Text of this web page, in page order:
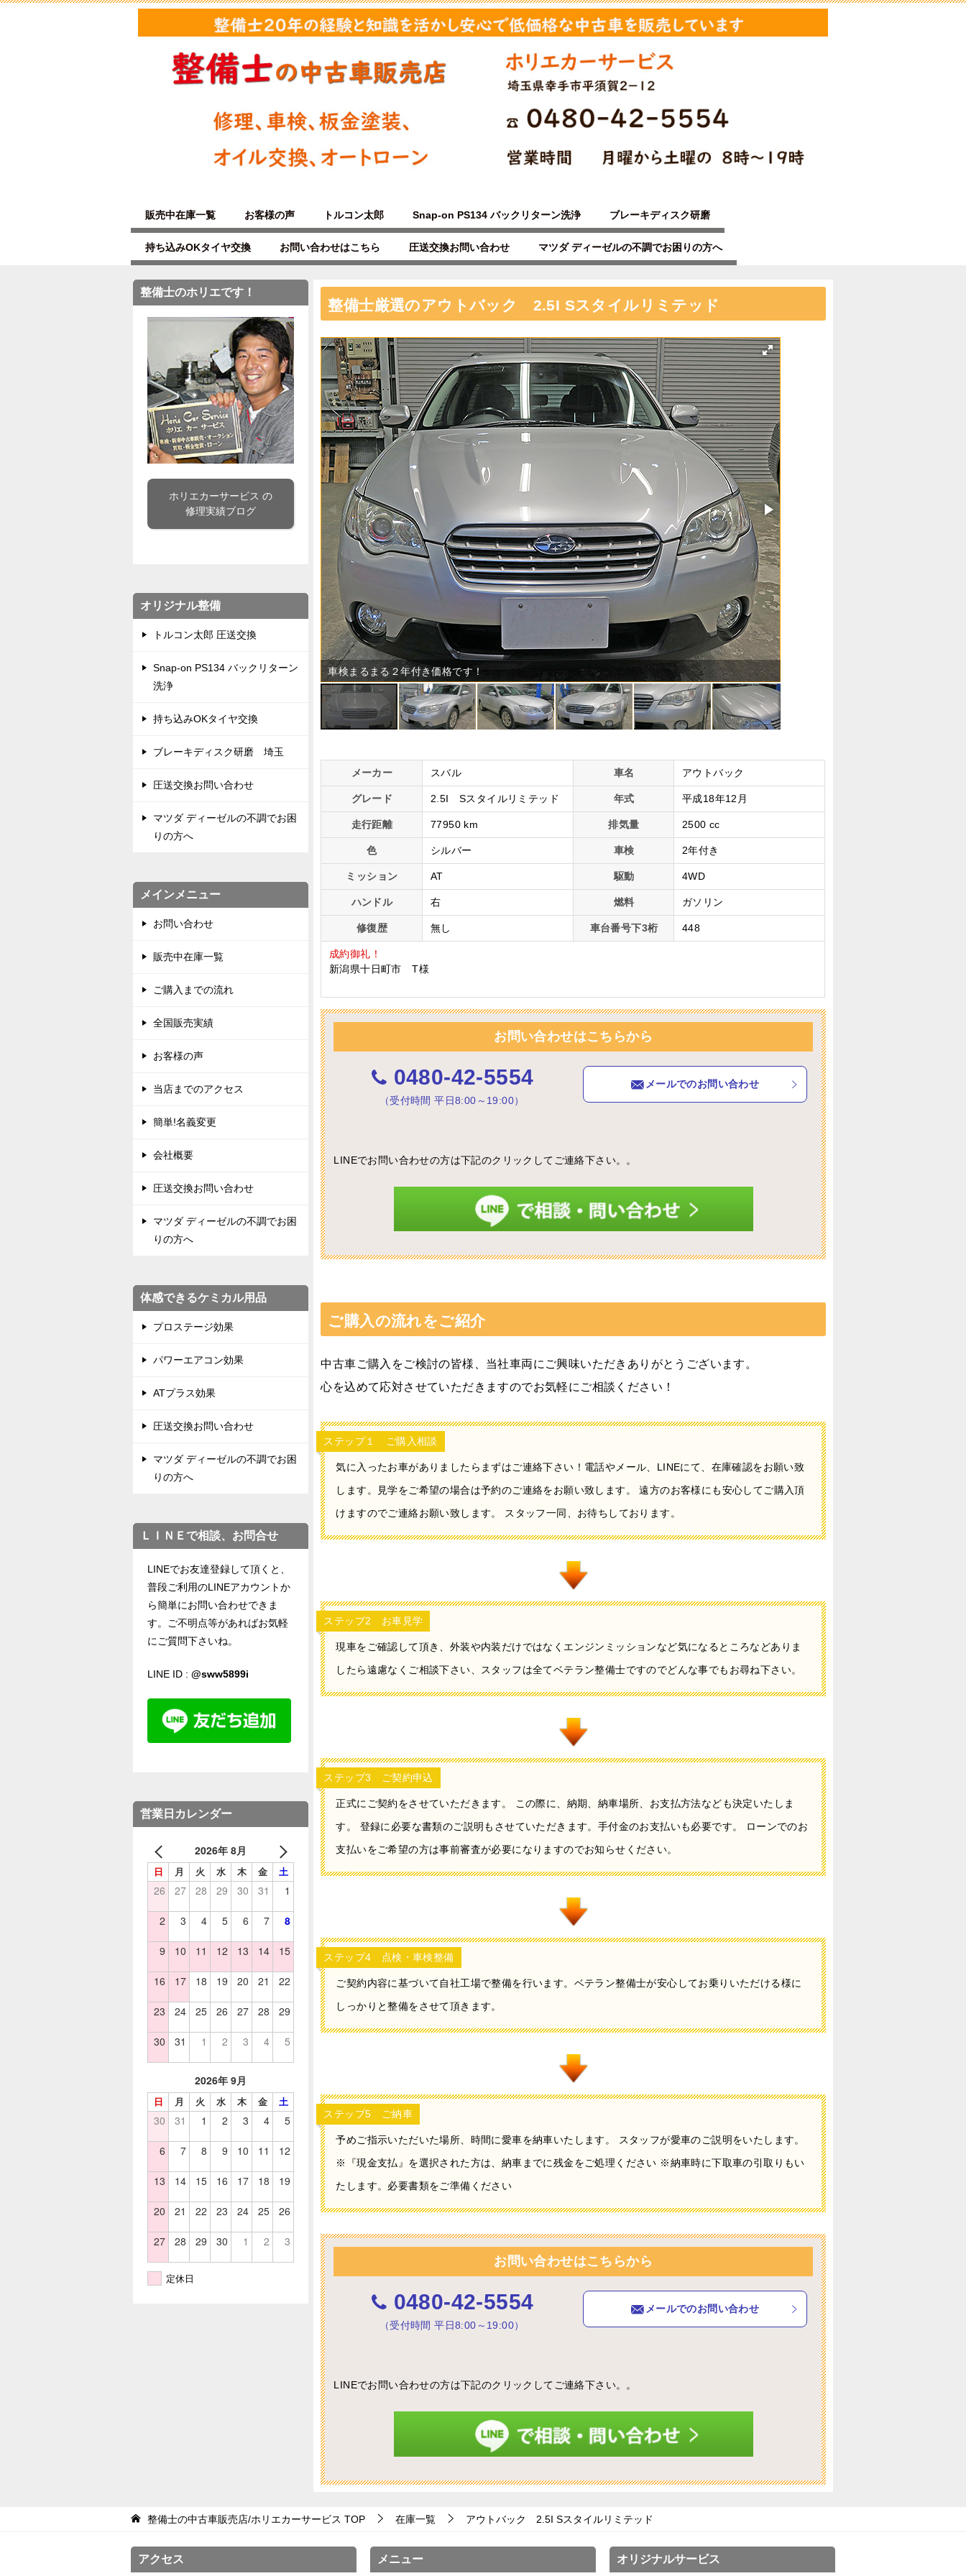
販売中在庫一覧 お客様の声 トルコン太郎 Snap-on PS134 バックリターン洗浄 ブレーキディスク研磨
持ち込みOKタイヤ交換 お問い合わせはこちら 圧送交換お問い合わせ マツダ ディーゼルの不調でお困りの方へ
整備士厳選のアウトバック 2.5I Sスタイルリミテッド
車検まるまる２年付き価格です！
メーカー スバル 車名 アウトバック
グレード 2.5I Sスタイルリミテッド 年式 平成18年12月
走行距離 77950 km 排気量 2500 cc
色 シルバー 車検 2年付き
ミッション AT 駆動 4WD
ハンドル 右 燃料 ガソリン
修復歴 無し 車台番号下3桁 448
成約御礼！
新潟県十日町市 T様
お問い合わせはこちらから
0480-42-5554
（受付時間 平日8:00～19:00）
メールでのお問い合わせ
LINEでお問い合わせの方は下記のクリックしてご連絡下さい。。
ご購入の流れをご紹介
中古車ご購入をご検討の皆様、当社車両にご興味いただきありがとうございます。
心を込めて応対させていただきますのでお気軽にご相談ください！
ステップ１ ご購入相談
気に入ったお車がありましたらまずはご連絡下さい！電話やメール、LINEにて、在庫確認をお願い致
します。見学をご希望の場合は予約のご連絡をお願い致します。 遠方のお客様にも安心してご購入頂
けますのでご連絡お願い致します。 スタッフ一同、お待ちしております。
ステップ2 お車見学
現車をご確認して頂き、外装や内装だけではなくエンジンミッションなど気になるところなどありま
したら遠慮なくご相談下さい、スタッフは全てベテラン整備士ですのでどんな事でもお尋ね下さい。
ステップ3 ご契約申込
正式にご契約をさせていただきます。 この際に、納期、納車場所、お支払方法なども決定いたしま
す。 登録に必要な書類のご説明もさせていただきます。手付金のお支払いも必要です。 ローンでのお
支払いをご希望の方は事前審査が必要になりますのでお知らせください。
ステップ4 点検・車検整備
ご契約内容に基づいて自社工場で整備を行います。ベテラン整備士が安心してお乗りいただける様に
しっかりと整備をさせて頂きます。
ステップ5 ご納車
予めご指示いただいた場所、時間に愛車を納車いたします。 スタッフが愛車のご説明をいたします。
※『現金支払』を選択された方は、納車までに残金をご処理ください ※納車時に下取車の引取りもい
たします。必要書類をご準備ください
お問い合わせはこちらから
0480-42-5554
（受付時間 平日8:00～19:00）
メールでのお問い合わせ
LINEでお問い合わせの方は下記のクリックしてご連絡下さい。。
整備士のホリエです！
ホリエカーサービス の
修理実績ブログ
オリジナル整備
トルコン太郎 圧送交換
Snap-on PS134 バックリターン
洗浄
持ち込みOKタイヤ交換
ブレーキディスク研磨 埼玉
圧送交換お問い合わせ
マツダ ディーゼルの不調でお困
りの方へ
メインメニュー
お問い合わせ
販売中在庫一覧
ご購入までの流れ
全国販売実績
お客様の声
当店までのアクセス
簡単!名義変更
会社概要
圧送交換お問い合わせ
マツダ ディーゼルの不調でお困
りの方へ
体感できるケミカル用品
プロステージ効果
パワーエアコン効果
ATプラス効果
圧送交換お問い合わせ
マツダ ディーゼルの不調でお困
りの方へ
ＬＩＮＥで相談、お問合せ
LINEでお友達登録して頂くと、
普段ご利用のLINEアカウントか
ら簡単にお問い合わせできま
す。ご不明点等があればお気軽
にご質問下さいね。
LINE ID : @sww5899i
営業日カレンダー
2026年 8月
日 月 火 水 木 金 土
26 27 28 29 30 31 1
2 3 4 5 6 7 8
9 10 11 12 13 14 15
16 17 18 19 20 21 22
23 24 25 26 27 28 29
30 31 1 2 3 4 5
2026年 9月
日 月 火 水 木 金 土
30 31 1 2 3 4 5
6 7 8 9 10 11 12
13 14 15 16 17 18 19
20 21 22 23 24 25 26
27 28 29 30 1 2 3
定休日
整備士の中古車販売店/ホリエカーサービス TOP 在庫一覧 アウトバック 2.5I Sスタイルリミテッド
アクセス メニュー オリジナルサービス